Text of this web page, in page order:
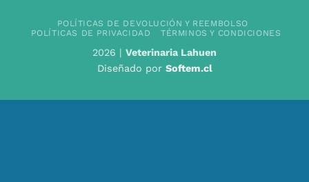
POLÍTICAS DE DEVOLUCIÓN Y REEMBOLSO
POLÍTICAS DE PRIVACIDAD
TÉRMINOS Y CONDICIONES
2026 | Veterinaria Lahuen
Diseñado por Softem.cl